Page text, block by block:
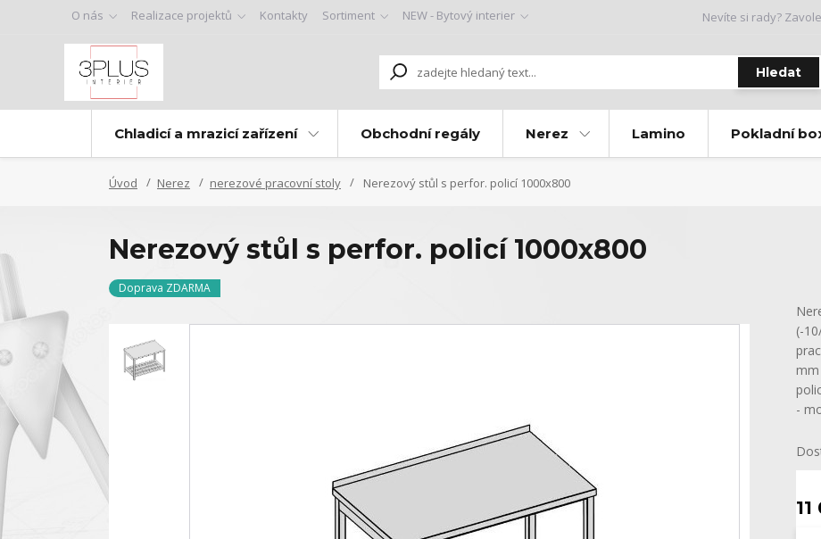
O nás Realizace projektů Kontakty Sortiment NEW - Bytový interier
Hledat
Nevíte si rady?
Chladicí a mrazicí zařízení Obchodní regály Nerez Lamino Pokladní
Úvod Nerez nerezové pracovní stoly Nerezový stůl s perfor. policí 1000x800
Nerezový stůl s perfor. policí 1000x800
Doprava ZDARMA
(-
-